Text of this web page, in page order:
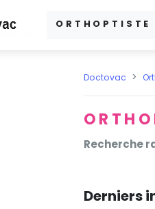
ORTHOPTISTE
Doctovac
Recherche
Derniers